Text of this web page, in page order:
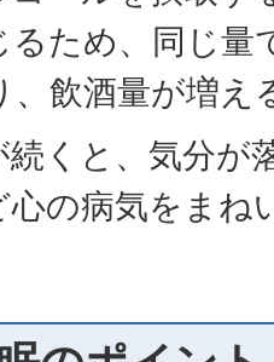
るため、同じ量
、飲酒量が増え
くと、気分が
心の病気をまね